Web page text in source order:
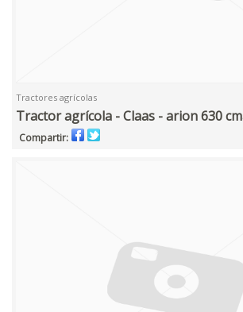
Tractores agrícolas
Tractor agrícola - Claas - arion 630
Compartir: